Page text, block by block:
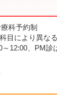
科予約制
目により異なる
～12:00、PM診